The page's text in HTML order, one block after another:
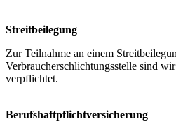
Streitbeilegung
Zur Teilnahme an einem
Verbraucherschlichtungsstelle sind
verpflichtet.
Berufshaftpflichtversicherung